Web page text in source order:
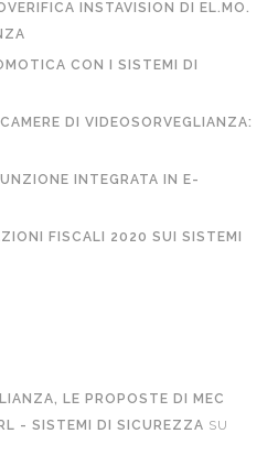
INSTAVISION DI EL.MO.
CON I SISTEMI DI
DI VIDEOSORVEGLIANZA:
INTEGRATA IN E-
FISCALI 2020 SUI SISTEMI
LE PROPOSTE DI MEC
- SISTEMI DI SICUREZZA SU